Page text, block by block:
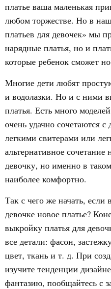
платье ваша маленькая
любом торжестве. Но в
платьев для девочек» мы
нарядные платья, но и
которые ребенок сможет
Многие дети любят
и водолазки. Но и с ними
платья. Есть много
очень удачно сочетаются
легкими свитерами или
альтернативное
девочку, но именно в
наиболее комфортно.
Так с чего же начать, если
девочке новое платье?
выкройку платья для
все детали: фасон,
цвет, ткань и т. д. При
изучите тенденции
фантазию, пообщайтесь с